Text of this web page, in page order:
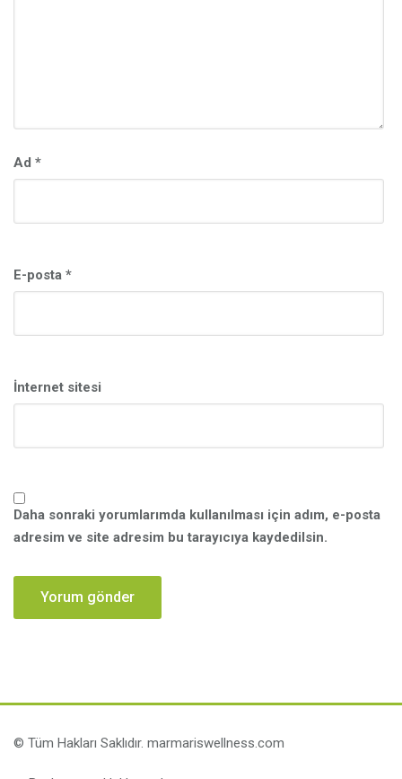
Ad *
E-posta *
İnternet sitesi
Daha sonraki yorumlarımda kullanılması için adım, e-posta
adresim ve site adresim bu tarayıcıya kaydedilsin.
© Tüm Hakları Saklıdır. marmariswellness.com